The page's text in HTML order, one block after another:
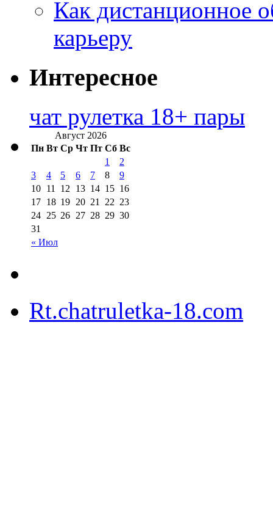
Как дистанционное
карьеру
Интересное
чат рулетка 18+ пары
Август 2026
Пн Вт Ср Чт Пт Сб Вс
« Июл
1
2
3
4 5 6 7 8
9
10 11 12 13 14 15 16
17 18 19 20 21 22 23
24 25 26 27 28 29 30
31
Rt.chatruletka-18.com